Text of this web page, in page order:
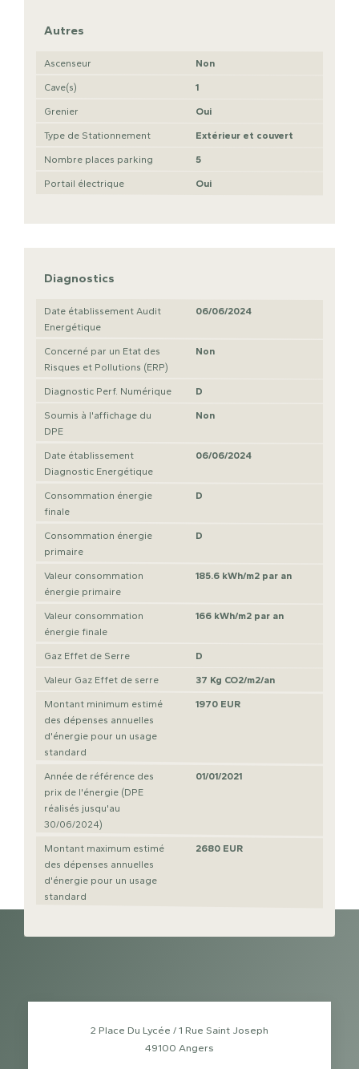
Autres
Ascenseur Non
Cave(s) 1
Grenier Oui
Type de Stationnement Extérieur et couvert
Nombre places parking 5
Portail électrique Oui
Diagnostics
Date établissement Audit
Energétique
06/06/2024
Concerné par un Etat des
Risques et Pollutions (ERP)
Non
Diagnostic Perf. Numérique D
Soumis à l'affichage du
DPE
Non
Date établissement
Diagnostic Energétique
06/06/2024
Consommation énergie
finale
D
Consommation énergie
primaire
D
Valeur consommation
énergie primaire
185.6 kWh/m2 par an
Valeur consommation
énergie finale
166 kWh/m2 par an
Gaz Effet de Serre D
Valeur Gaz Effet de serre 37 Kg CO2/m2/an
Montant minimum estimé
des dépenses annuelles
d'énergie pour un usage
standard
1970 EUR
Année de référence des
prix de l'énergie (DPE
réalisés jusqu'au
30/06/2024)
01/01/2021
Montant maximum estimé
des dépenses annuelles
d'énergie pour un usage
standard
2680 EUR
2 Place Du Lycée / 1 Rue Saint Joseph
49100 Angers